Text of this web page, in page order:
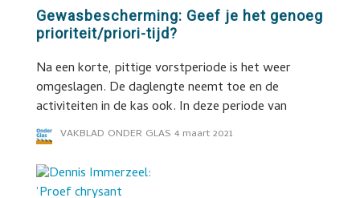
Gewasbescherming: Geef je het genoeg
prioriteit/priori-tijd?
Na een korte, pittige vorstperiode is het weer
omgeslagen. De daglengte neemt toe en de
activiteiten in de kas ook. In deze periode van
VAKBLAD ONDER GLAS 4 maart 2021